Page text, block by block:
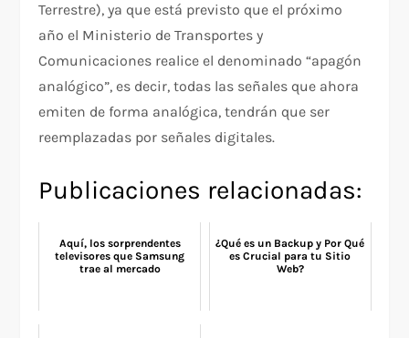
Terrestre), ya que está previsto que el próximo
año el Ministerio de Transportes y
Comunicaciones realice el denominado “apagón
analógico”, es decir, todas las señales que ahora
emiten de forma analógica, tendrán que ser
reemplazadas por señales digitales.
Publicaciones relacionadas:
Aquí, los sorprendentes
televisores que Samsung
trae al mercado
¿Qué es un Backup y Por Qué
es Crucial para tu Sitio
Web?